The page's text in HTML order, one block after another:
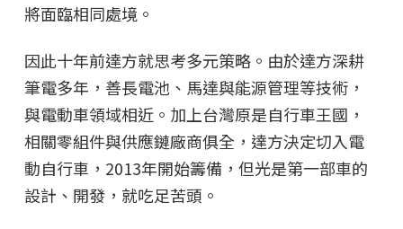
將面臨相同處境。
因此十年前達方就思考多元策略。由於達方深耕
筆電多年，善長電池、馬達與能源管理等技術，
與電動車領域相近。加上台灣原是自行車王國，
相關零組件與供應鏈廠商俱全，達方決定切入電
動自行車，2013年開始籌備，但光是第一部車的
設計、開發，就吃足苦頭。